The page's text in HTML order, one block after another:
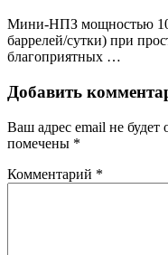
Мини‑НПЗ мощностью
баррелей/сутки) при
благоприятных …
Добавить
Ваш адрес email не будет
помечены *
Комментарий *